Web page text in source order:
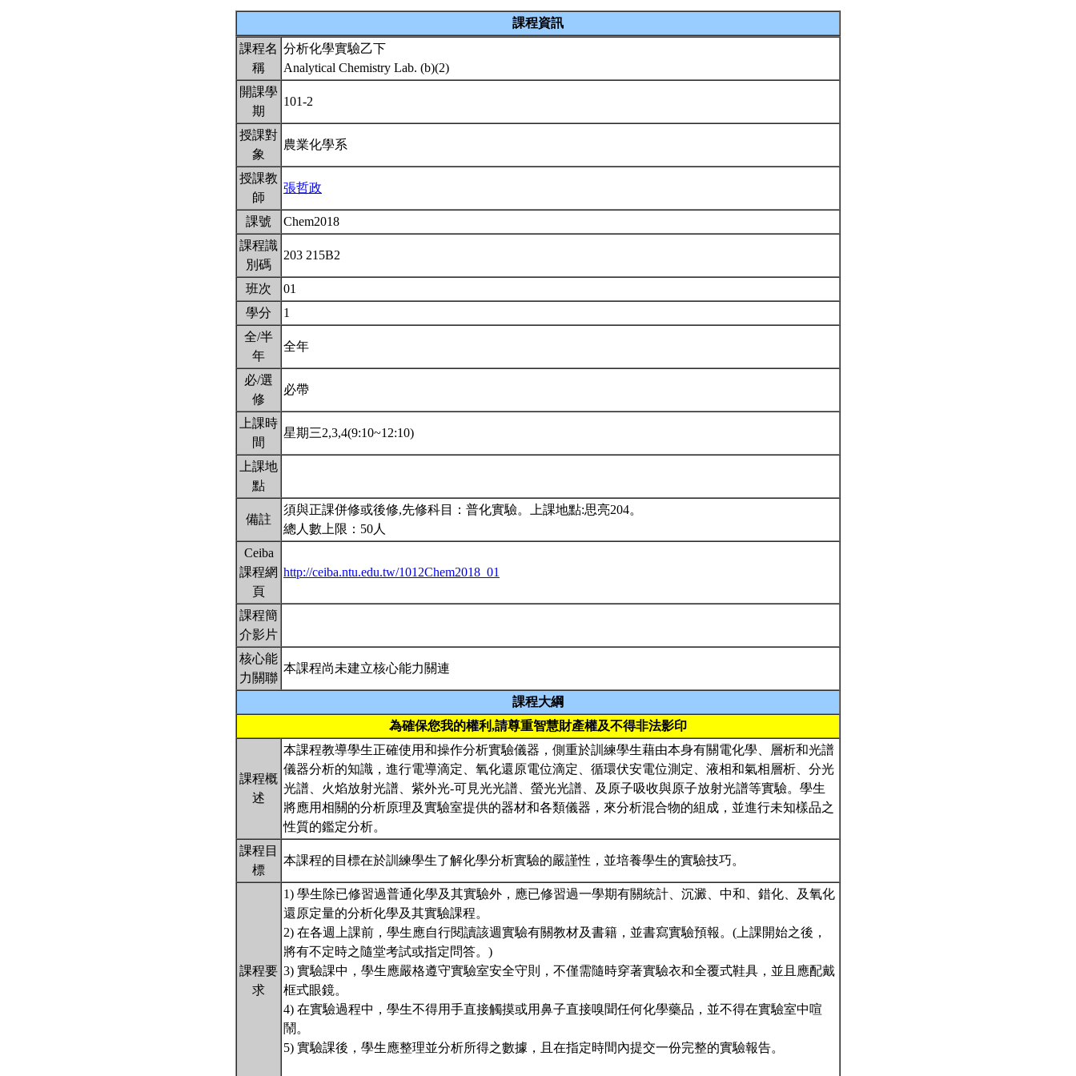
課程資訊
課程名
稱
分析化學實驗乙下
Analytical Chemistry Lab. (b)(2)
開課學
期
101-2
授課對
象
農業化學系
授課教
師
張哲政
課號
Chem2018
課程識
別碼
203 215B2
班次
01
學分
1
全/半
年
全年
必/選
修
必帶
上課時
間
星期三2,3,4(9:10~12:10)
上課地
點
備註
須與正課併修或後修,先修科目：普化實驗。上課地點:思亮204。
總人數上限：50人
Ceiba
課程網
頁
http://ceiba.ntu.edu.tw/1012Chem2018_01
課程簡
介影片
核心能
力關聯
本課程尚未建立核心能力關連
課程大綱
為確保您我的權利,請尊重智慧財產權及不得非法影印
課程概
述
本課程教導學生正確使用和操作分析實驗儀器，側重於訓練學生藉由本身有關電化學、層析和光譜
儀器分析的知識，進行電導滴定、氧化還原電位滴定、循環伏安電位測定、液相和氣相層析、分光
光譜、火焰放射光譜、紫外光-可見光光譜、螢光光譜、及原子吸收與原子放射光譜等實驗。學生
將應用相關的分析原理及實驗室提供的器材和各類儀器，來分析混合物的組成，並進行未知樣品之
性質的鑑定分析。
課程目
標
本課程的目標在於訓練學生了解化學分析實驗的嚴謹性，並培養學生的實驗技巧。
課程要
求
1) 學生除已修習過普通化學及其實驗外，應已修習過一學期有關統計、沉澱、中和、錯化、及氧化
還原定量的分析化學及其實驗課程。
2) 在各週上課前，學生應自行閱讀該週實驗有關教材及書籍，並書寫實驗預報。(上課開始之後，
將有不定時之隨堂考試或指定問答。)
3) 實驗課中，學生應嚴格遵守實驗室安全守則，不僅需隨時穿著實驗衣和全覆式鞋具，並且應配戴
框式眼鏡。
4) 在實驗過程中，學生不得用手直接觸摸或用鼻子直接嗅聞任何化學藥品，並不得在實驗室中喧
鬧。
5) 實驗課後，學生應整理並分析所得之數據，且在指定時間內提交一份完整的實驗報告。